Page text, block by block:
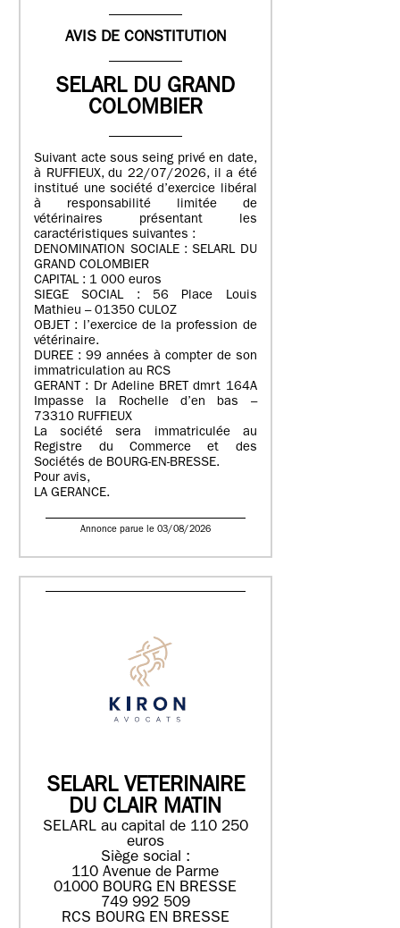
AVIS DE CONSTITUTION
SELARL DU GRAND
COLOMBIER
Suivant acte sous seing privé en date,
à RUFFIEUX, du 22/07/2026, il a été
institué une société d’exercice libéral
à responsabilité limitée de
vétérinaires présentant les
caractéristiques suivantes :
DENOMINATION SOCIALE : SELARL DU
GRAND COLOMBIER
CAPITAL : 1 000 euros
SIEGE SOCIAL : 56 Place Louis
Mathieu – 01350 CULOZ
OBJET : l’exercice de la profession de
vétérinaire.
DUREE : 99 années à compter de son
immatriculation au RCS
GERANT : Dr Adeline BRET dmrt 164A
Impasse la Rochelle d’en bas –
73310 RUFFIEUX
La société sera immatriculée au
Registre du Commerce et des
Sociétés de BOURG-EN-BRESSE.
Pour avis,
LA GERANCE.
Annonce parue le 03/08/2026
SELARL VETERINAIRE
DU CLAIR MATIN
SELARL au capital de 110 250
euros
Siège social :
110 Avenue de Parme
01000 BOURG EN BRESSE
749 992 509
RCS BOURG EN BRESSE